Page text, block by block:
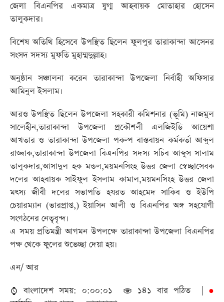
জেলা বিএনপির একমাত্র যুগ্ম আহবায়ক মোতাহার হোসেন
তালুকদার।
বিশেষ অতিথি হিসেবে উপস্থিত ছিলেন ফুলপুর তারাকান্দা আসেনর
সংসদ সদস্য মুফতি মুহাম্মদুল্লাহ।
অনুষ্ঠান সঞ্চালনা করেন তারাকান্দা উপজেলা নির্বাহী অফিসার
আমিনুল ইসলাম।
আরও উপস্থিত ছিলেন উপজেলা সহকারী কমিশনার (ভূমি) নাজমুল
সালেহীন,তারাকান্দা উপজেলা প্রকৌশলী এলজিইডি আয়েশা
আখতার ও তারাকান্দা উপজেলা পকল্প বাস্তবায়ন কর্মকর্তা আব্দুল
রাজ্জাক,তারাকান্দা উপজেলা বিএনপির সদস্য সচিব আব্দুস সালাম
তালুকদার,আসাদুল হক মন্ডল,ময়মনসিংহ উত্তর জেলা স্বেচ্ছাসেবক
দলের আহবায়ক সাইফুল ইসলাম কামাল,ময়মনসিংহ উত্তর জেলা
মৎস্য জীবী দলের সভাপতি হযরত আহমেদ সাকিব ও ইউপি
চেয়ারম্যান (ভারপ্রাপ্ত,) ইয়াসিন আলী ও বিএনপির অঙ্গ সহযোগী
সংগঠনের নেতৃবৃন্দ।
এ সময় প্রতিমন্ত্রী আগমন উপলক্ষে তারাকান্দা উপজেলা বিএনপির
পক্ষ থেকে ফুলের শুভেচ্ছা দেয়া হয়।
এন/ আর
বাংলাদেশ সময়: ০:০০:০১
১৪১ বার পঠিত | ●